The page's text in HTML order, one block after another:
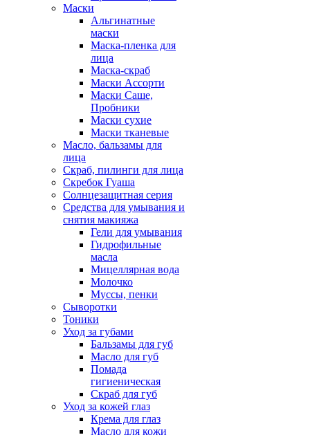
Маски
Альгинатные
маски
Маска-пленка для
лица
Маска-скраб
Маски Ассорти
Маски Саше,
Пробники
Маски сухие
Маски тканевые
Масло, бальзамы для
лица
Скраб, пилинги для лица
Скребок Гуаша
Солнцезащитная серия
Средства для умывания и
снятия макияжа
Гели для умывания
Гидрофильные
масла
Мицеллярная вода
Молочко
Муссы, пенки
Сыворотки
Тоники
Уход за губами
Бальзамы для губ
Масло для губ
Помада
гигиеническая
Скраб для губ
Уход за кожей глаз
Крема для глаз
Масло для кожи